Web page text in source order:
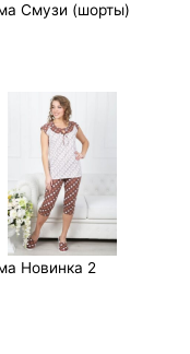
Смузи (шорты)
Новинка 2